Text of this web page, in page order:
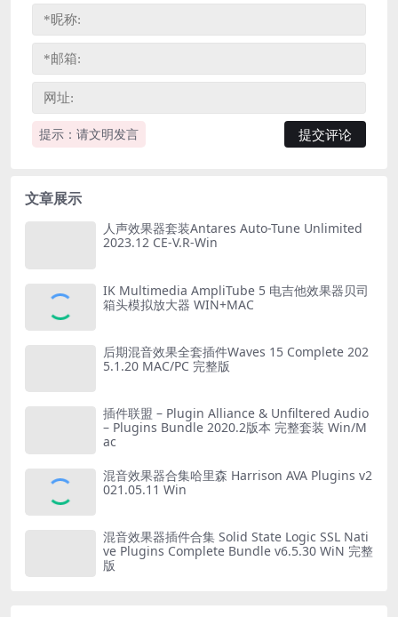
提示：请文明发言
文章展示
人声效果器套装Antares Auto-Tune Unlimited
2023.12 CE-V.R-Win
IK Multimedia AmpliTube 5 电吉他效果器贝司
箱头模拟放大器 WIN+MAC
后期混音效果全套插件Waves 15 Complete 202
5.1.20 MAC/PC 完整版
插件联盟 – Plugin Alliance & Unfiltered Audio
– Plugins Bundle 2020.2版本 完整套装 Win/M
ac
混音效果器合集哈里森 Harrison AVA Plugins v2
021.05.11 Win
混音效果器插件合集 Solid State Logic SSL Nati
ve Plugins Complete Bundle v6.5.30 WiN 完整
版